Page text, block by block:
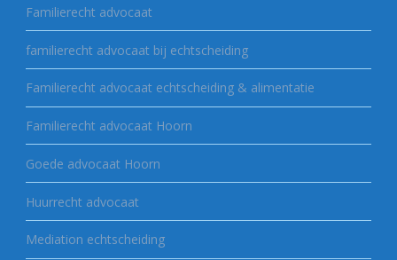
Familierecht advocaat
familierecht advocaat bij echtscheiding
Familierecht advocaat echtscheiding & alimentatie
Familierecht advocaat Hoorn
Goede advocaat Hoorn
Huurrecht advocaat
Mediation echtscheiding